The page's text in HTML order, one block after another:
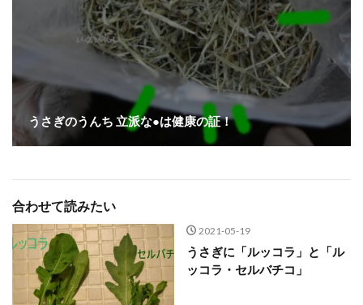
うさぎのうんち 立派な●は健康の証！
合わせて読みたい
2021-05-19
うさぎに「ルッコラ」と「ル
ッコラ・セルバチコ」